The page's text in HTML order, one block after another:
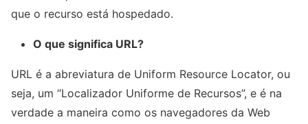
que o recurso está hospedado.
O que significa URL?
URL é a abreviatura de Uniform Resource Locator, ou
seja, um “Localizador Uniforme de Recursos”, e é na
verdade a maneira como os navegadores da Web